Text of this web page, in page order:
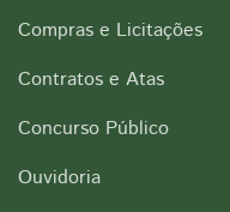
Compras e Licitações
Contratos e Atas
Concurso Público
Ouvidoria